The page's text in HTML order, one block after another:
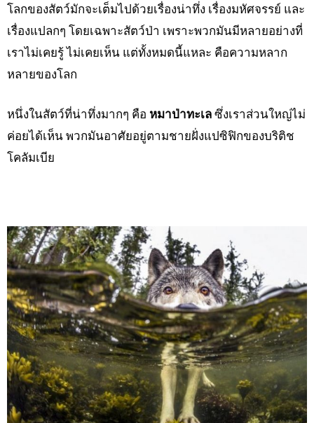
โลกของสัตว์มักจะเต็มไปด้วยเรื่องน่าทึ่ง เรื่องมหัศจรรย์ และ
เรื่องแปลกๆ โดยเฉพาะสัตว์ป่า เพราะพวกมันมีหลายอย่างที่
เราไม่เคยรู้ ไม่เคยเห็น แต่ทั้งหมดนี้แหละ คือความหลาก
หลายของโลก
หนึ่งในสัตว์ที่น่าทึ่งมากๆ คือ หมาป่าทะเลซึ่งเราส่วนใหญ่ไม่
ค่อยได้เห็น พวกมันอาศัยอยู่ตามชายฝั่งแปซิฟิกของบริติช
โคลัมเบีย